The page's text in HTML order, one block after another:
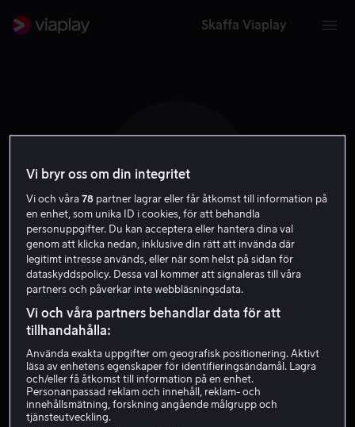
Skaffa Viaplay
H L
Henrik Larsson
Vi bryr oss om din integritet
Vi och våra78 partner lagrar eller får åtkomst till information på
en enhet, som unika ID i cookies, för att behandla
personuppgifter. Du kan acceptera eller hantera dina val
genom att klicka nedan, inklusive din rätt att invända där
legitimt intresse används, eller när som helst på sidan för
dataskyddspolicy. Dessa val kommer att signaleras till våra
partners och påverkar inte webbläsningsdata.
Vi och våra partners behandlar data för att
tillhandahålla:
Använda exakta uppgifter om geografisk positionering. Aktivt
läsa av enhetens egenskaper för identifieringsändamål. Lagra
och/eller få åtkomst till information på en enhet.
Personanpassad reklam och innehåll, reklam- och
innehållsmätning, forskning angående målgrupp och
tjänsteutveckling.